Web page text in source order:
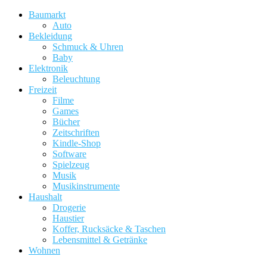
Baumarkt
Auto
Bekleidung
Schmuck & Uhren
Baby
Elektronik
Beleuchtung
Freizeit
Filme
Games
Bücher
Zeitschriften
Kindle-Shop
Software
Spielzeug
Musik
Musikinstrumente
Haushalt
Drogerie
Haustier
Koffer, Rucksäcke & Taschen
Lebensmittel & Getränke
Wohnen